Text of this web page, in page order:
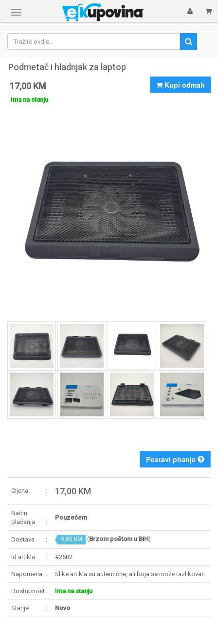
Prikaži
navigaciju
Podmetač i hladnjak za laptop
17,00 KM
Kupi odmah
Ima na stanju
Postavi pitanje
Cijena 17,00 KM
Način
plaćanja
Pouzećem
Dostava 9,00 KM (Brzom poštom u BiH)
Id artikla #2582
Napomena Slike artikla su autentične, ali boja se može razlikovati
Dostupnost Ima na stanju
Stanje Novo